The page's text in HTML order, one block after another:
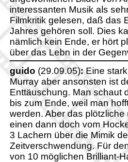
interessanten Musik als
Filmkritik gelesen, daß das
Jahres gehören soll. Dies
nämlich kein Ende, er hört
über das Lebn in der
guido (29.09.05):Eine
Murray aber ansonsten ist
Enttäuschung. Man schaut
bis zum Ende, weil man
werden. Aber das
einen dann doch vom
3 Lachern über die Mimik
Zeitverschwendung. Für
von 10 möglichen Brilliant-